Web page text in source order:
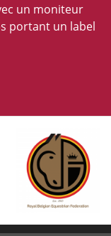
un moniteur
portant un label